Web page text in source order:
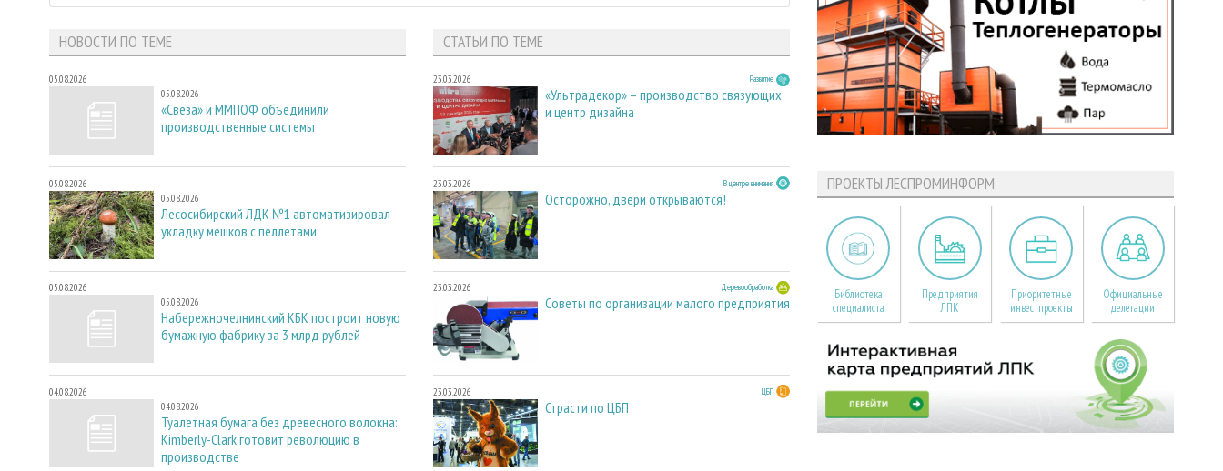
НОВОСТИ ПО ТЕМЕ
05.08.2026
05.08.2026
«Свеза» и ММПОФ объединили
производственные системы
05.08.2026
05.08.2026
Лесосибирский ЛДК №1 автоматизировал
укладку мешков с пеллетами
05.08.2026
05.08.2026
Набережночелнинский КБК построит новую
бумажную фабрику за 3 млрд рублей
04.08.2026
04.08.2026
Туалетная бумага без древесного волокна:
Kimberly-Clark готовит революцию в
производстве
СТАТЬИ ПО ТЕМЕ
23.03.2026 Развитие
«Ультрадекор» – производство связующих
и центр дизайна
23.03.2026 В центре внимания
Осторожно, двери открываются!
23.03.2026 Деревообработка
Советы по организации малого предприятия
23.03.2026 ЦБП
Страсти по ЦБП
ПРОЕКТЫ ЛЕСПРОМИНФОРМ
Библиотека
специалиста
Предприятия
ЛПК
Приоритетные
инвестпроекты
Официальные
делегации